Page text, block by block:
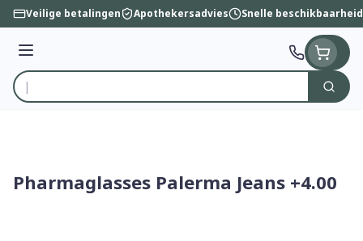
Ga naar de inhoud
Veilige betalingen Apothekersadvies Snelle beschikbaarheid
Menu
Product, merk, categorie...
Zoek
Pharmaglasses Palerma Jeans +4.00